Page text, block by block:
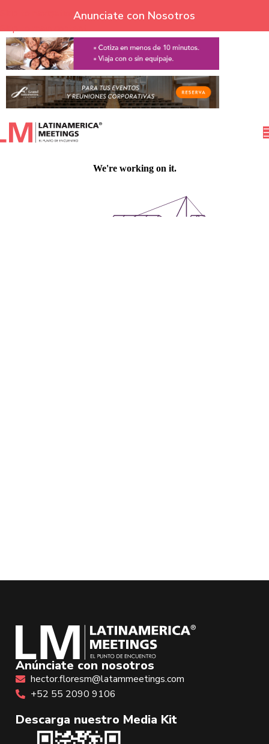
Skip to navigation
Skip to main content
Anunciate con Nosotros
Anúnciate con nosotros
hector.floresm@latammeetings.com
+52 55 2090 9106
Descarga nuestro Media Kit